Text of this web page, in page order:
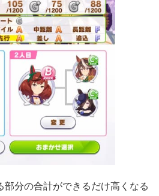
分の合計ができるだけ高くなる